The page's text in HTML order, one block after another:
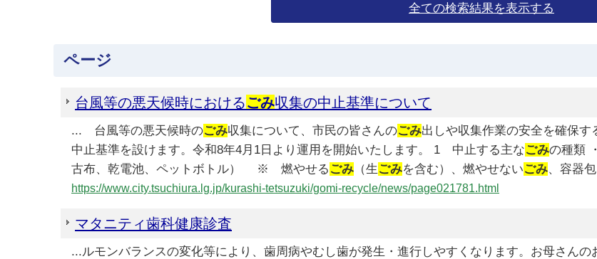
ページ
台風等の悪天候時におけるごみ収集の中止基準について
... 台風等の悪天候時のごみ収集について、市民の皆さんのごみ出しや収集作業の安全を確保す
中止基準を設けます。令和8年4月1日より運用を開始いたします。 1 中止する主なごみの種類
古布、乾電池、ペットボトル） ※ 燃やせる ごみ （生 ごみを含む）、燃やせないごみ、容器
https://www.city.tsuchiura.lg.jp/kurashi-tetsuzuki/gomi-recycle/news/page021781.html
マタニティ歯科健康診査
...ルモンバランスの変化等により、歯周病やむし歯が発生・進行しやすくなります。お母さん